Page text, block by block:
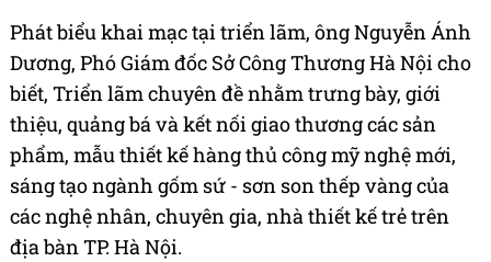
Phát biểu khai mạc tại triển lãm, ông Nguyễn Ánh
Dương, Phó Giám đốc Sở Công Thương Hà Nội cho
biết, Triển lãm chuyên đề nhằm trưng bày, giới
thiệu, quảng bá và kết nối giao thương các sản
phẩm, mẫu thiết kế hàng thủ công mỹ nghệ mới,
sáng tạo ngành gốm sứ - sơn son thếp vàng của
các nghệ nhân, chuyên gia, nhà thiết kế trẻ trên
địa bàn TP. Hà Nội.